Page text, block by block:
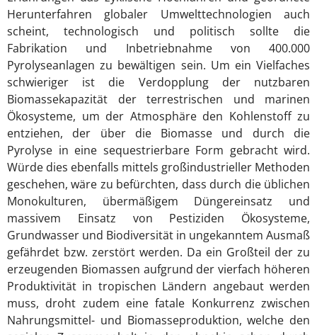
Herunterfahren globaler Umwelttechnologien auch
scheint, technologisch und politisch sollte die
Fabrikation und Inbetriebnahme von 400.000
Pyrolyseanlagen zu bewältigen sein. Um ein Vielfaches
schwieriger ist die Verdopplung der nutzbaren
Biomassekapazität der terrestrischen und marinen
Ökosysteme, um der Atmosphäre den Kohlenstoff zu
entziehen, der über die Biomasse und durch die
Pyrolyse in eine sequestrierbare Form gebracht wird.
Würde dies ebenfalls mittels großindustrieller Methoden
geschehen, wäre zu befürchten, dass durch die üblichen
Monokulturen, übermäßigem Düngereinsatz und
massivem Einsatz von Pestiziden Ökosysteme,
Grundwasser und Biodiversität in ungekanntem Ausmaß
gefährdet bzw. zerstört werden. Da ein Großteil der zu
erzeugenden Biomassen aufgrund der vierfach höheren
Produktivität in tropischen Ländern angebaut werden
muss, droht zudem eine fatale Konkurrenz zwischen
Nahrungsmittel- und Biomasseproduktion, welche den